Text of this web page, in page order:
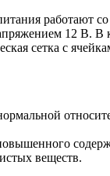
работают со
12 В. В
сетка с
веществ.